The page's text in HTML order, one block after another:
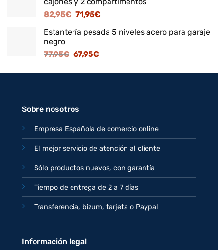
era:
125,95€.
es:
82,95€ El
original
82,95€.
71,95€El
actual
Estantería pesada 5 niveles acero para garaje
negro
77,95€ El
original
67,95€El
actual
Sobre nosotros
Empresa Española de comercio online
El mejor servicio de atención al cliente
Sólo productos nuevos, con garantía
Tiempo de entrega de 2 a 7 días
Transferencia, bizum, tarjeta o Paypal
Información legal